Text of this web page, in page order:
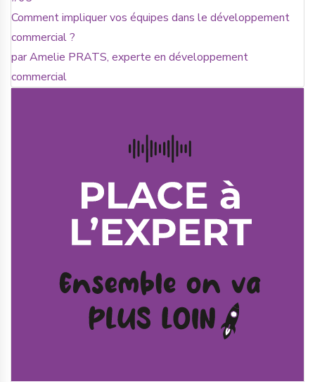
Comment impliquer vos équipes dans le développement
commercial ?
par Amelie PRATS, experte en développement
commercial